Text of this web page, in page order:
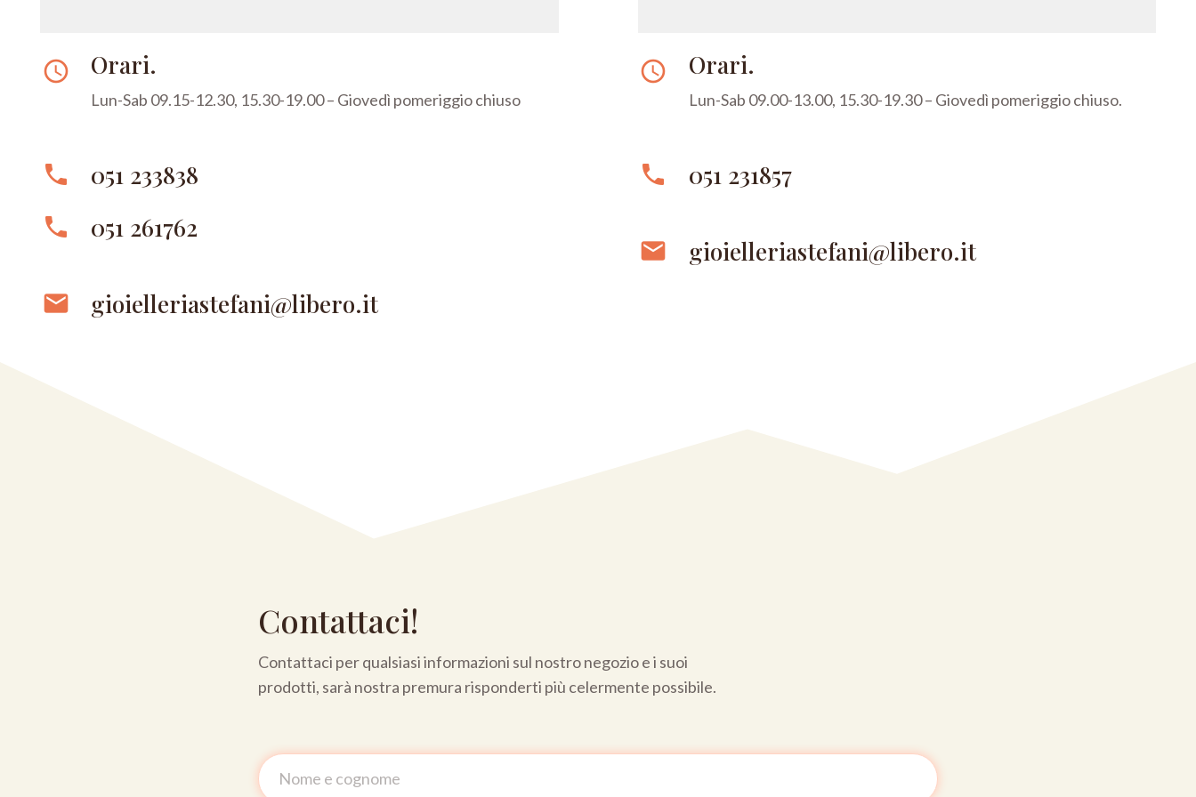
access_time Orari.
Lun-Sab 09.15-12.30, 15.30-19.00 – Giovedì pomeriggio chiuso
phone 051 233838
phone 051 261762
email gioielleriastefani@libero.it
access_time Orari.
Lun-Sab 09.00-13.00, 15.30-19.30 – Giovedì pomeriggio chiuso.
phone 051 231857
email gioielleriastefani@libero.it
Contattaci!
Contattaci per qualsiasi informazioni sul nostro negozio e i suoi
prodotti, sarà nostra premura risponderti più celermente possibile.